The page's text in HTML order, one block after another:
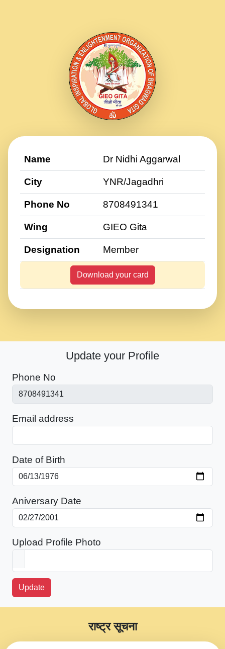
Name Dr Nidhi Aggarwal
City YNR/Jagadhri
Phone No 8708491341
Wing GIEO Gita
Designation Member
Download your card
Update your Profile
Phone No
Email address
Date of Birth
Aniversary Date
Upload Profile Photo
Update
राष्ट्र सूचना